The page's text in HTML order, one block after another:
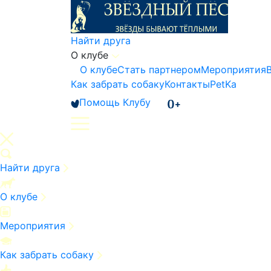
Найти друга
О клубе
О клубеСтать партнеромМероприятия
Как забрать собакуКонтактыPetKa
Помощь Клубу
Найти друга
О клубе
Мероприятия
Как забрать собаку